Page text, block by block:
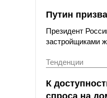
Путин
Президент
застройщиками
Тенденции
К